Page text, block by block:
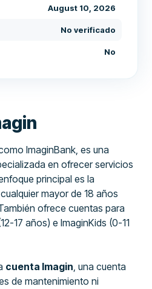
August 10, 2026
No verificado
No
ImaginBank, es una
en ofrecer servicios
principal es la
mayor de 18 años
ofrece cuentas para
17 años) e ImaginKids (0-11
cuenta Imagin, una cuenta
de mantenimiento ni